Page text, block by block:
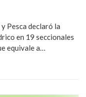
Pesca declaró la
en 19 seccionales
equivale a…